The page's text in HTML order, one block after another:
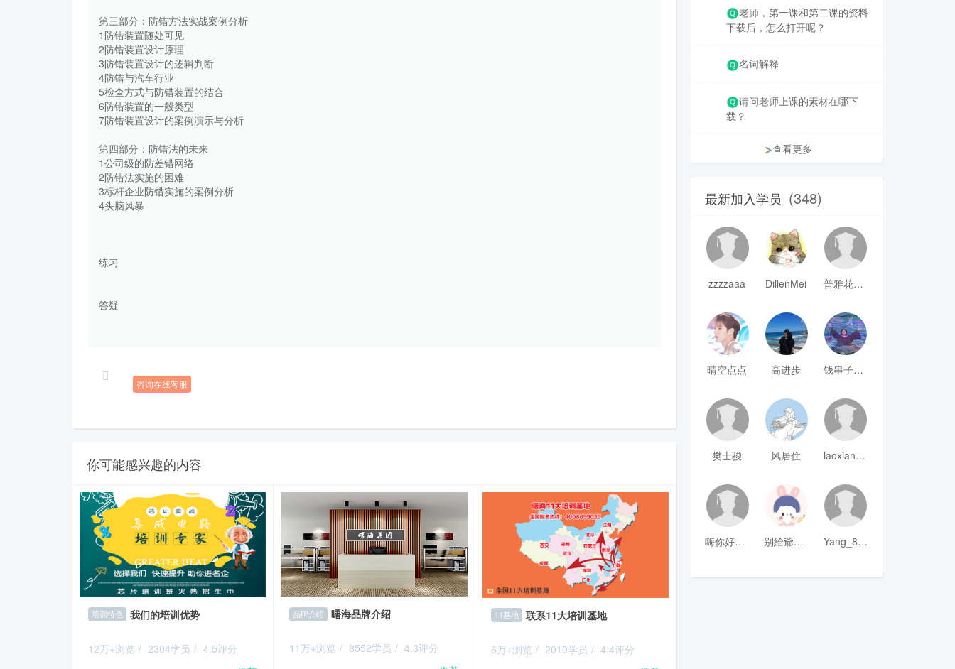
第三部分：防错方法实战案例分析
1防错装置随处可见
2防错装置设计原理
3防错装置设计的逻辑判断
4防错与汽车行业
5检查方式与防错装置的结合
6防错装置的一般类型
7防错装置设计的案例演示与分析
第四部分：防错法的未来
1公司级的防差错网络
2防错法实施的困难
3标杆企业防错实施的案例分析
4头脑风暴
练习
答疑
咨询在线客服
你可能感兴趣的内容
培训特色 我们的培训优势
12万+浏览 / 2304学员 / 4.5评分
品牌介绍 曙海品牌介绍
11万+浏览 / 8552学员 / 4.3评分
11基地 联系11大培训基地
6万+浏览 / 2010学员 / 4.4评分
老师，第一课和第二课的资料
下载后，怎么打开呢？
名词解释
请问老师上课的素材在哪下
载？
查看更多
最新加入学员 (348)
zzzzaaa DillenMei 普雅花qya
晴空点点 高进步 钱串子123
樊士骏 风居住 laoxianrou
嗨你好8mm 别給爺装纯 Yang_811